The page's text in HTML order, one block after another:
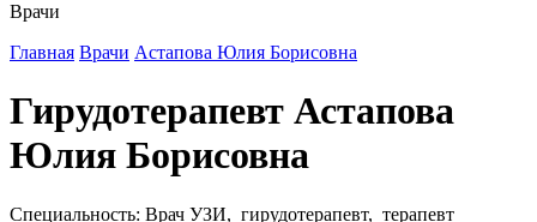
Врачи
Главная Врачи Астапова Юлия Борисовна
Гирудотерапевт Астапова
Юлия Борисовна
Специальность: Врач УЗИ, гирудотерапевт, терапевт